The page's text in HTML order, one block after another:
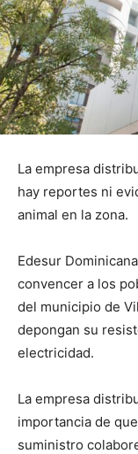
La empresa
hay reportes ni
animal en la zona.
Edesur
convencer a los
del municipio de
depongan su
electricidad.
La empresa
importancia de
suministro